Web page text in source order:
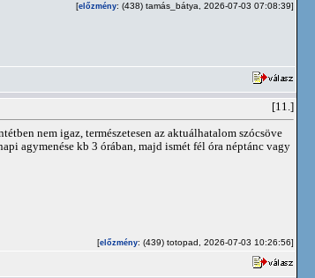
[előzmény: (438) tamás_bátya, 2026-07-03 07:08:39]
[11.]
nem igaz, természetesen az aktuálhatalom szócsöve
agymenése kb 3 órában, majd ismét fél óra néptánc vagy
[előzmény: (439) totopad, 2026-07-03 10:26:56]